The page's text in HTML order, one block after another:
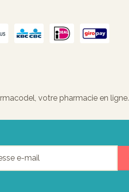
votre pharmacie en ligne.